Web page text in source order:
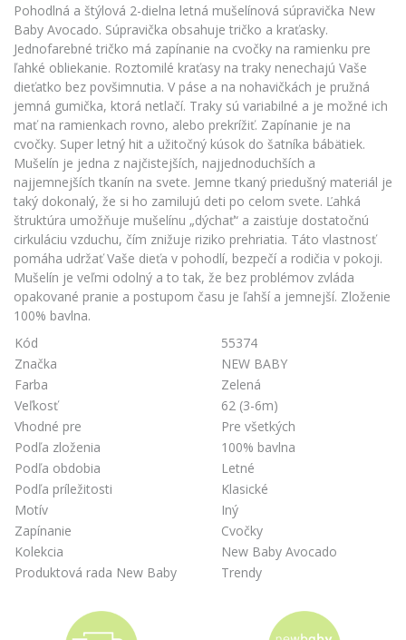
Pohodlná a štýlová 2-dielna letná mušelínová súpravička New
Baby Avocado. Súpravička obsahuje tričko a kraťasky.
Jednofarebné tričko má zapínanie na cvočky na ramienku pre
ľahké obliekanie. Roztomilé kraťasy na traky nenechajú Vaše
dieťatko bez povšimnutia. V páse a na nohavičkách je pružná
jemná gumička, ktorá netlačí. Traky sú variabilné a je možné ich
mať na ramienkach rovno, alebo prekrížiť. Zapínanie je na
cvočky. Super letný hit a užitočný kúsok do šatníka bábätiek.
Mušelín je jedna z najčistejších, najjednoduchších a
najjemnejších tkanín na svete. Jemne tkaný priedušný materiál je
taký dokonalý, že si ho zamilujú deti po celom svete. Ľahká
štruktúra umožňuje mušelínu „dýchať“ a zaisťuje dostatočnú
cirkuláciu vzduchu, čím znižuje riziko prehriatia. Táto vlastnosť
pomáha udržať Vaše dieťa v pohodlí, bezpečí a rodičia v pokoji.
Mušelín je veľmi odolný a to tak, že bez problémov zvláda
opakované pranie a postupom času je ľahší a jemnejší. Zloženie
100% bavlna.
Kód
55374
Značka
NEW BABY
Farba
Zelená
Veľkosť
62 (3-6m)
Vhodné pre
Pre všetkých
Podľa zloženia
100% bavlna
Podľa obdobia
Letné
Podľa príležitosti
Klasické
Motív
Iný
Zapínanie
Cvočky
Kolekcia
New Baby Avocado
Produktová rada New Baby
Trendy